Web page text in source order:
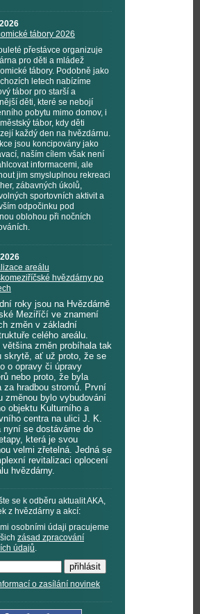
tábory 2026
přestávce organizuje
pro děti a mládež
tábory. Podobně jako
letech nabízíme
tábor pro starší a
děti, které se nebojí
pobytu mimo domov, i
tábor, kdy děti
každý den na hvězdárnu.
jsou koncipovány jako
naším cílem však není
informacemi, ale
jim smysluplnou rekreaci
zábavných úkolů,
sportovních aktivit a
odpočinku pod
oblohou při nočních
areálu
hvězdárny po
roky jsou na Hvězdárně
Meziříčí ve znamení
změn v základní
celého areálu.
změn probíhala tak
skrytě, ať už proto, že se
o opravy či úpravy
nebo proto, že byla
za hradbou stromů. První
změnou bylo vybudování
objektu Kulturního a
centra na ulici J. K.
nyní se dostáváme do
která je svou
velmi zřetelná. Jedná se
revitalizaci oplocení
hvězdárny.
se k odběru aktualit AKA,
z hvězdárny a akcí:
osobními údaji pracujeme
zásad zpracování
údajů.
o zasílání novinek